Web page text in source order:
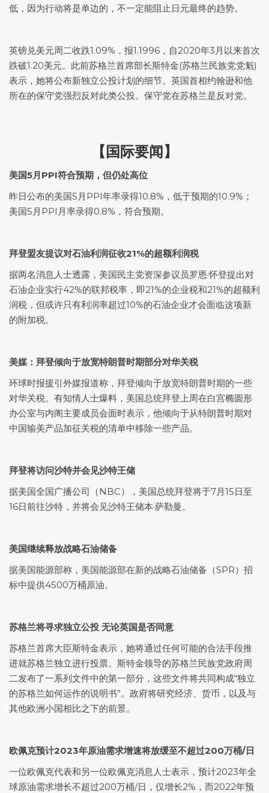
低，因为行动将是单边的，不一定能阻止日元最终的趋势。
英镑兑美元周二收跌1.09%，报1.1996，自2020年3月以来首次
跌破1.20美元。此前苏格兰首席部长斯特金(苏格兰民族党党魁)
表示，她将公布新独立公投计划的细节。英国首相约翰逊和他
所在的保守党强烈反对此类公投。保守党在苏格兰是反对党。
【国际要闻】
美国5月PPI符合预期，但仍处高位
昨日公布的美国5月PPI年率录得10.8%，低于预期的10.9%；
美国5月PPI月率录得0.8%，符合预期。
拜登盟友提议对石油利润征收21%的超额利润税
据两名消息人士透露，美国民主党资深参议员罗恩·怀登提出对
石油企业实行42%的联邦税率，即21%的企业税和21%的超额利
润税，但或许只有利润率超过10%的石油企业才会面临这项新
的附加税。
美媒：拜登倾向于放宽特朗普时期部分对华关税
环球时报援引外媒报道称，拜登倾向于放宽特朗普时期的一些
对华关税。有知情人士爆料，美国总统拜登上周在白宫椭圆形
办公室与内阁主要成员会面时表示，他倾向于从特朗普时期对
中国输美产品加征关税的清单中移除一些产品。
拜登将访问沙特并会见沙特王储
据美国全国广播公司（NBC），美国总统拜登将于7月15日至
16日前往沙特，并将会见沙特王储本·萨勒曼。
美国继续释放战略石油储备
据美国能源部称，美国能源部在新的战略石油储备（SPR）招
标中提供4500万桶原油。
苏格兰将寻求独立公投 无论英国是否同意
苏格兰首席大臣斯特金表示，她将通过任何可能的合法手段推
进就苏格兰独立进行投票。斯特金领导的苏格兰民族党政府周
二发布了一系列文件中的第一部分，这些文件将共同构成“独立
的苏格兰如何运作的说明书”。政府将研究经济、货币，以及与
其他欧洲小国相比之下的前景。
欧佩克预计2023年原油需求增速将放缓至不超过200万桶/日
一位欧佩克代表和另一位欧佩克消息人士表示，预计2023年全
球原油需求增长不超过200万桶/日，仅增长2%，而2022年预